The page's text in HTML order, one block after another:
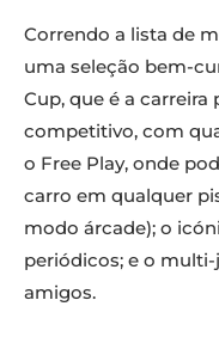
Correndo a lista de
uma seleção bem-
Cup, que é a
competitivo, com
o Free Play, onde
carro em qualquer
modo árcade); o
periódicos; e o
amigos.